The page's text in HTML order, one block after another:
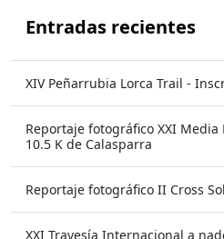
Entradas recientes
XIV Peñarrubia Lorca Trail -
Reportaje fotográfico XXI
10.5 K de Calasparra
Reportaje fotográfico II Cross
XXI Travesía Internacional a